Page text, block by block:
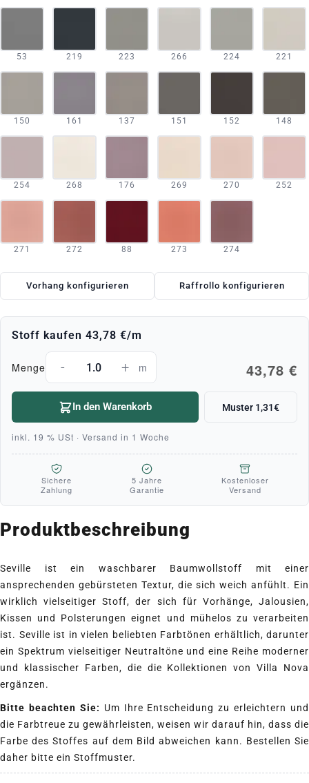
53 219 223 266 224 221
150 161 137 151 152 148
254 268 176 269 270 252
271 272 88 273 274
Vorhang konfigurieren Raffrollo konfigurieren
Stoff kaufen 43,78 €/m
Menge - + m 43,78 €
In den Warenkorb Muster 1,31€
inkl. 19 % USt · Versand in 1 Woche
Sichere
Zahlung
5 Jahre
Garantie
Kostenloser
Versand
Produktbeschreibung
Seville ist ein waschbarer Baumwollstoff mit einer
ansprechenden gebürsteten Textur, die sich weich anfühlt. Ein
wirklich vielseitiger Stoff, der sich für Vorhänge, Jalousien,
Kissen und Polsterungen eignet und mühelos zu verarbeiten
ist. Seville ist in vielen beliebten Farbtönen erhältlich, darunter
ein Spektrum vielseitiger Neutraltöne und eine Reihe moderner
und klassischer Farben, die die Kollektionen von Villa Nova
ergänzen.
Bitte beachten Sie: Um Ihre Entscheidung zu erleichtern und
die Farbtreue zu gewährleisten, weisen wir darauf hin, dass die
Farbe des Stoffes auf dem Bild abweichen kann. Bestellen Sie
daher bitte ein Stoffmuster.